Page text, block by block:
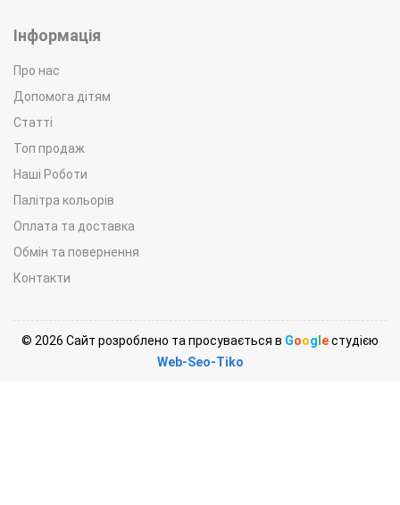
Інформація
Про нас
Допомога дітям
Статті
Топ продаж
Наші Роботи
Палітра кольорів
Оплата та доставка
Обмін та повернення
Контакти
© 2026 Сайт розроблено та просувається в Goog eстудією
Web-Seo-Tiko